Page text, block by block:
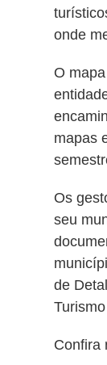
onde
O
mapas
Os
seu
de
Confira